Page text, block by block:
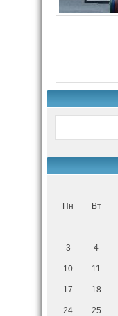
Пн Вт
3 4
10 11
17 18
24 25